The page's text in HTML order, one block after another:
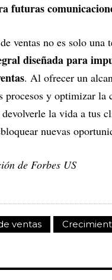
futuras
ventas no es solo una
diseñada para
. Al ofrecer un
procesos y optimizar la
la vida a tus
nuevas
de Forbes US
ventas